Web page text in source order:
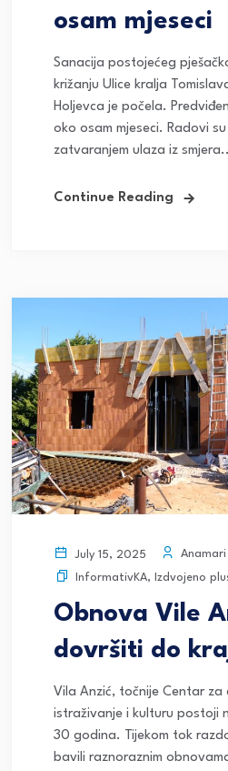
osam mjeseci
Sanacija postojećeg
križanju Ulice kralja
Holjevca je počela.
oko osam mjeseci. Radovi
zatvaranjem ulaza iz
Continue Reading
July 15, 2025
Anamari
InformativKA, Izdvojeno
Obnova Vile
dovršiti do
Vila Anzić, točnije Centar za
istraživanje i kulturu postoji
30 godina. Tijekom tok
bavili raznoraznim